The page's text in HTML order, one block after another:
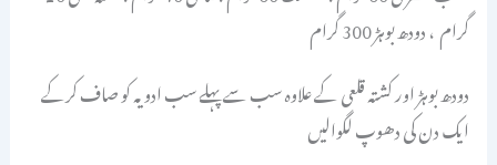
گرام ، دودھ بوہڑ 300 گرام
دودھ بوہڑ اور کشتہ قلعی کے علاوہ سب سے پہلے سب ادویہ کو صاف کرکے
ایک دن کی دھوپ لگوالیں